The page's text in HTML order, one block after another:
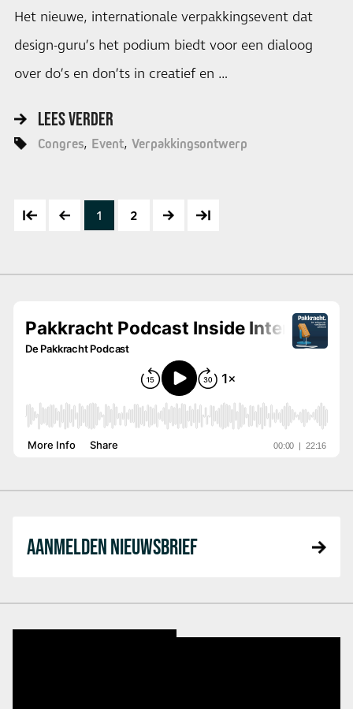
Het nieuwe, internationale verpakkingsevent dat
design-guru’s het podium biedt voor een dialoog
over do’s en don’ts in creatief en …
LEES VERDER
Congres Event Verpakkingsontwerp
1 2
AANMELDEN NIEUWSBRIEF